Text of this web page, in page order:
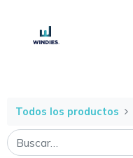
Todos los productos